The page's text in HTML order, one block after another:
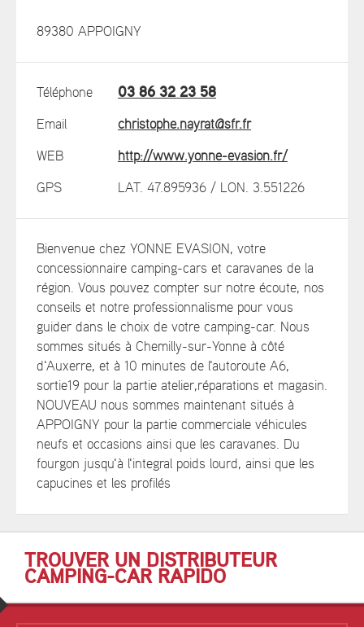
89380 APPOIGNY
Téléphone 03 86 32 23 58
Email christophe.nayrat@sfr.fr
WEB http://www.yonne-evasion.fr/
GPS LAT. 47.895936 / LON. 3.551226
Bienvenue chez YONNE EVASION, votre
concessionnaire camping-cars et caravanes de la
région. Vous pouvez compter sur notre écoute, nos
conseils et notre professionnalisme pour vous
guider dans le choix de votre camping-car. Nous
sommes situés à Chemilly-sur-Yonne à côté
d'Auxerre, et à 10 minutes de l'autoroute A6,
sortie19 pour la partie atelier,réparations et magasin.
NOUVEAU nous sommes maintenant situés à
APPOIGNY pour la partie commerciale véhicules
neufs et occasions ainsi que les caravanes. Du
fourgon jusqu'à l'integral poids lourd, ainsi que les
capucines et les profilés
TROUVER UN DISTRIBUTEUR
CAMPING-CAR RAPIDO